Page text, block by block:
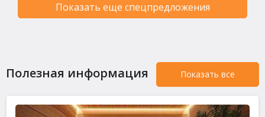
Показать еще спецпредложения
Полезная информация Показать все